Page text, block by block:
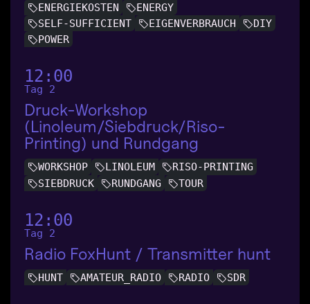
ENERGIEKOSTEN
ENERGY
SELF-SUFFICIENT
EIGENVERBRAUCH
DIY
POWER
12:00
Tag 2
Druck-Workshop
(Linoleum/Siebdruck/Riso-
Printing) und Rundgang
WORKSHOP LINOLEUM
RISO-PRINTING
SIEBDRUCK
RUNDGANG TOUR
12:00
Tag 2
Radio FoxHunt / Transmitter hunt
HUNT AMATEUR_RADIO RADIO SDR